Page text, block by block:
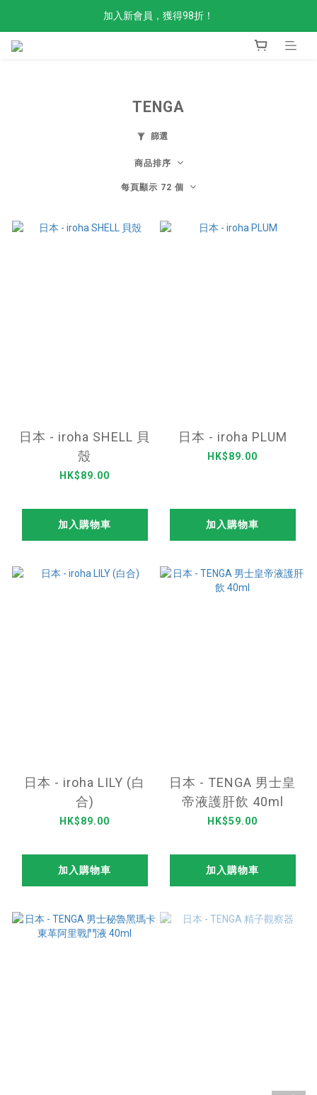
全單滿$300免運費
加入新會員，獲得98折！
TENGA
篩選
商品排序
每頁顯示 72 個
日本 - iroha SHELL 貝
殼
HK$89.00
加入購物車
日本 - iroha PLUM
HK$89.00
加入購物車
日本 - iroha LILY (白
合)
HK$89.00
加入購物車
日本 - TENGA 男士皇
帝液護肝飲 40ml
HK$59.00
加入購物車